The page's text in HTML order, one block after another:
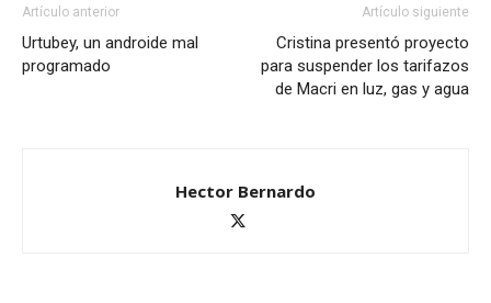
Artículo anterior
Urtubey, un androide mal
programado
Artículo siguiente
Cristina presentó proyecto
para suspender los tarifazos
de Macri en luz, gas y agua
Hector Bernardo